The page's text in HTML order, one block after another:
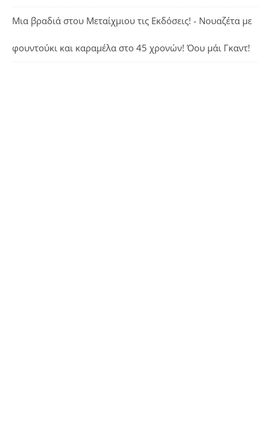
Μια βραδιά στου Μεταίχμιου τις Εκδόσεις! - Νουαζέτα με
φουντούκι και καραμέλα στο 45 χρονών! Όου μάι Γκαντ!